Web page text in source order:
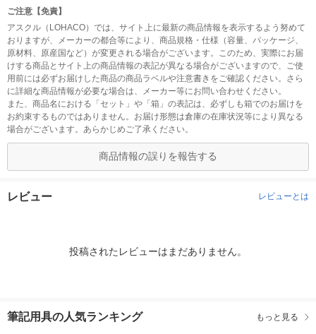
ご注意【免責】
アスクル（LOHACO）では、サイト上に最新の商品情報を表示するよう努めて
おりますが、メーカーの都合等により、商品規格・仕様（容量、パッケージ、
原材料、原産国など）が変更される場合がございます。このため、実際にお届
けする商品とサイト上の商品情報の表記が異なる場合がございますので、ご使
用前には必ずお届けした商品の商品ラベルや注意書きをご確認ください。さら
に詳細な商品情報が必要な場合は、メーカー等にお問い合わせください。
また、商品名における「セット」や「箱」の表記は、必ずしも箱でのお届けを
お約束するものではありません。お届け形態は倉庫の在庫状況等により異なる
場合がございます。あらかじめご了承ください。
商品情報の誤りを報告する
レビュー レビューとは
投稿されたレビューはまだありません。
筆記用具の人気ランキング もっと見る